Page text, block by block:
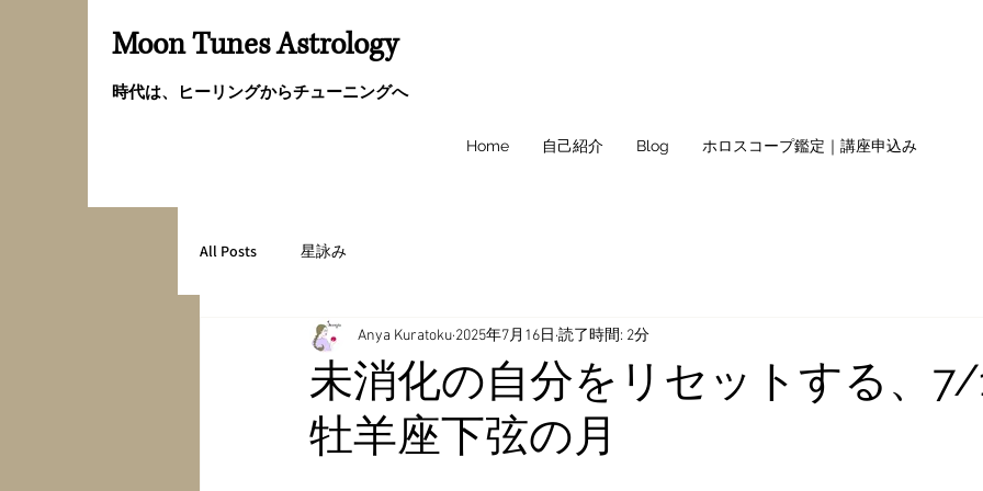
Moon Tunes Astrology
時代は、ヒーリングからチューニングへ
Home 自己紹介 Blog ホロスコープ鑑定｜講座申込み
All Posts 星詠み
未消化の自分をリセットする、7/
牡羊座下弦の月
Anya Kuratoku 2025年7月16日 読了時間: 2分